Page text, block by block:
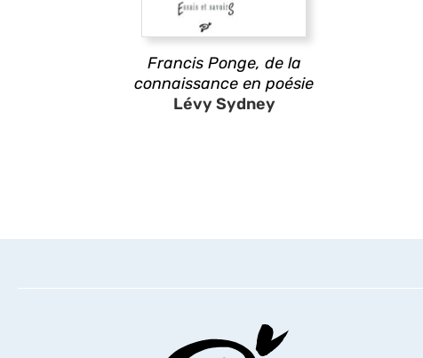
Francis Ponge, de la
connaissance en poésie
Lévy Sydney